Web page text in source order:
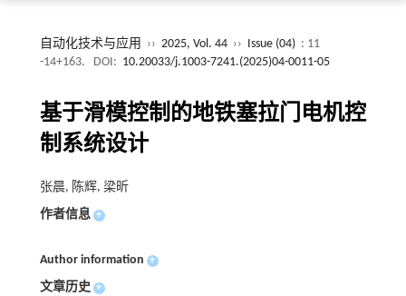
自动化技术与应用 ›› 2025, Vol. 44 ›› Issue (04) : 11
-14+163.
DOI: 10.20033/j.1003-7241.(2025)04-0011-05
基于滑模控制的地铁塞拉门电机控
制系统设计
张晨, 陈辉, 梁昕
作者信息 +
Author information +
文章历史 +